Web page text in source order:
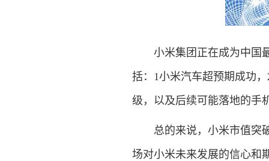
小米集团正在成为中国最
括：1小米汽车超预期成功
级，以及后续可能落地的手
总的来说，小米市值突破
场对小米未来发展的信心和